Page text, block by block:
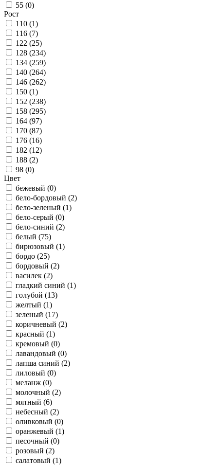
55 (0)
Рост
110 (1)
116 (7)
122 (25)
128 (234)
134 (259)
140 (264)
146 (262)
150 (1)
152 (238)
158 (295)
164 (97)
170 (87)
176 (16)
182 (12)
188 (2)
98 (0)
Цвет
бежевый (0)
бело-бордовый (2)
бело-зеленый (1)
бело-серый (0)
бело-синий (2)
белый (75)
бирюзовый (1)
бордо (25)
бордовый (2)
василек (2)
гладкий синий (1)
голубой (13)
желтый (1)
зеленый (17)
коричневый (2)
красный (1)
кремовый (0)
лавандовый (0)
лапша синий (2)
лиловый (0)
меланж (0)
молочный (2)
мятный (6)
небесный (2)
оливковый (0)
оранжевый (1)
песочный (0)
розовый (2)
салатовый (1)